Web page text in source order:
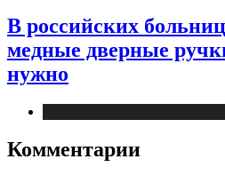
В российских
медные дверные
нужно
Комментарии